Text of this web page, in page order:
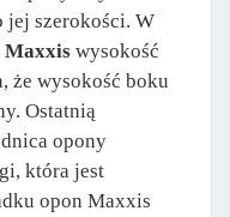
jej szerokości. W
Maxxis wysokość
że wysokość boku
Ostatnią
opony
która jest
opon Maxxis